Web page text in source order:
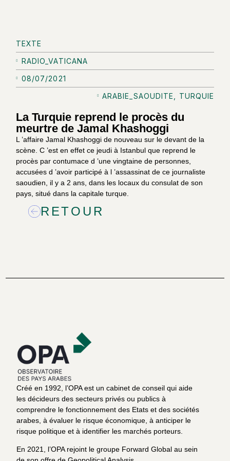
TEXTE
RADIO_VATICANA
08/07/2021
ARABIE_SAOUDITE
TURQUIE
La Turquie reprend le procès du
meurtre de Jamal Khashoggi
L ’affaire Jamal Khashoggi de nouveau sur le devant de la
scène. C ’est en effet ce jeudi à Istanbul que reprend le
procès par contumace d ’une vingtaine de personnes,
accusées d ’avoir participé à l ’assassinat de ce journaliste
saoudien, il y a 2 ans, dans les locaux du consulat de son
pays, situé dans la capitale turque.
RETOUR
Créé en 1992, l’OPA est un cabinet de conseil qui aide
les décideurs des secteurs privés ou publics à
comprendre le fonctionnement des Etats et des sociétés
arabes, à évaluer le risque économique, à anticiper le
risque politique et à identifier les marchés porteurs.
En 2021, l’OPA rejoint le groupe Forward Global au sein